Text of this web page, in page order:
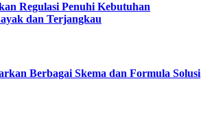
Regulasi Penuhi Kebutuhan
dan Terjangkau
Berbagai Skema dan Formula Solusi